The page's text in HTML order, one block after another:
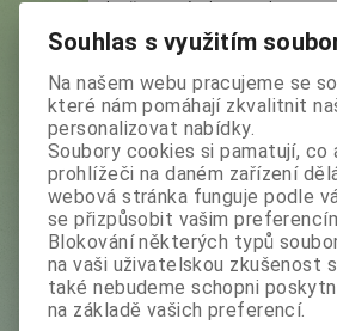
k přirozené
tělesnou energii, působí proti
pediatrickou společností, je
děti od 1 roku.
Tento výrobek aktuálně
skladem. Pokud o něj máte
napište nám, prosím.
pro Vás, co nejrychleji
Podrobný popis
Souhlas s využitím
Na našem webu pracujeme se
které nám pomáhají zkvalitnit
personalizovat nabídky.
Soubory cookies si pamatují, co
prohlížeči na daném zařízení
webová stránka funguje podle
se přizpůsobit vašim
Blokování některých typů
na vaši uživatelskou zkušenost
také nebudeme schopni
na základě vašich preferencí.